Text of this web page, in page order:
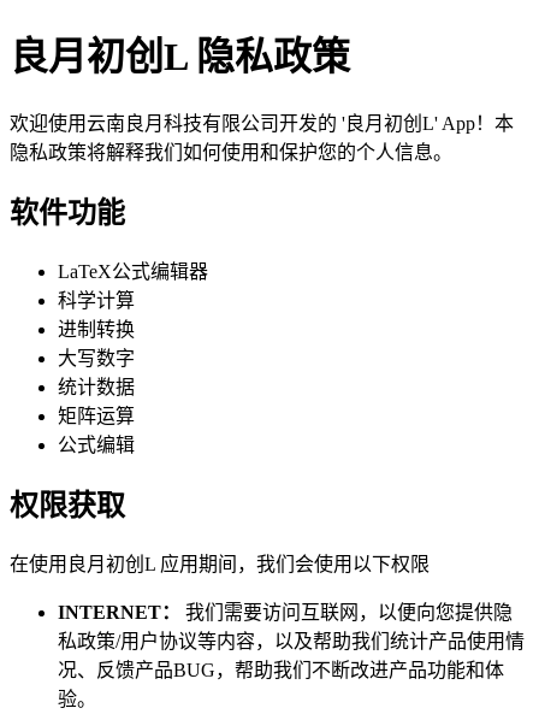
良月初创L 隐私政策
欢迎使用云南良月科技有限公司开发的 '良月初创L' App！本
隐私政策将解释我们如何使用和保护您的个人信息。
软件功能
LaTeX公式编辑器
科学计算
进制转换
大写数字
统计数据
矩阵运算
公式编辑
权限获取
在使用良月初创L 应用期间，我们会使用以下权限
INTERNET：
我们需要访问互联网，以便向您提供隐
私政策/用户协议等内容，以及帮助我们统计产品使用情
况、反馈产品BUG，帮助我们不断改进产品功能和体
验。